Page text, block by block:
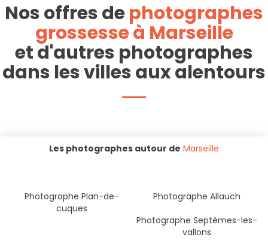
Nos offres dephotographes
grossesse à Marseille
et d'autres photographes
dans les villes aux alentours
Les photographes autour de Marseille
Photographe Plan-de-
cuques
Photographe Allauch
Photographe Septèmes-les-
vallons